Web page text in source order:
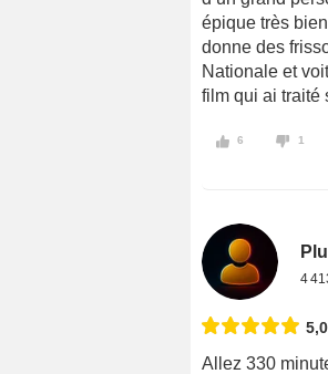
épique très
donne des
Nationale et
film qui ai traité
6 1
4
5,0
Allez 330